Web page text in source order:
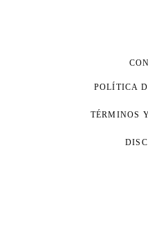
POLÍTICA
TÉRMINOS